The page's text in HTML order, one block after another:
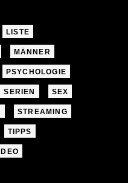
LISTE
MÄNNER
PSYCHOLOGIE
SERIEN SEX
STREAMING
TIPPS